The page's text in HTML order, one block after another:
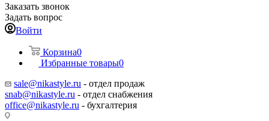
Заказать звонок
Задать вопрос
Войти
Корзина0
Избранные товары0
sale@nikastyle.ru - отдел продаж
snab@nikastyle.ru - отдел снабжения
office@nikastyle.ru - бухгалтерия